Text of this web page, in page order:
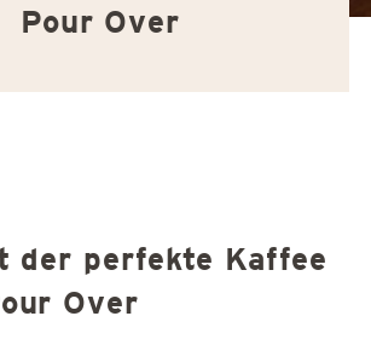
Pour Over
der perfekte Kaffee
Over